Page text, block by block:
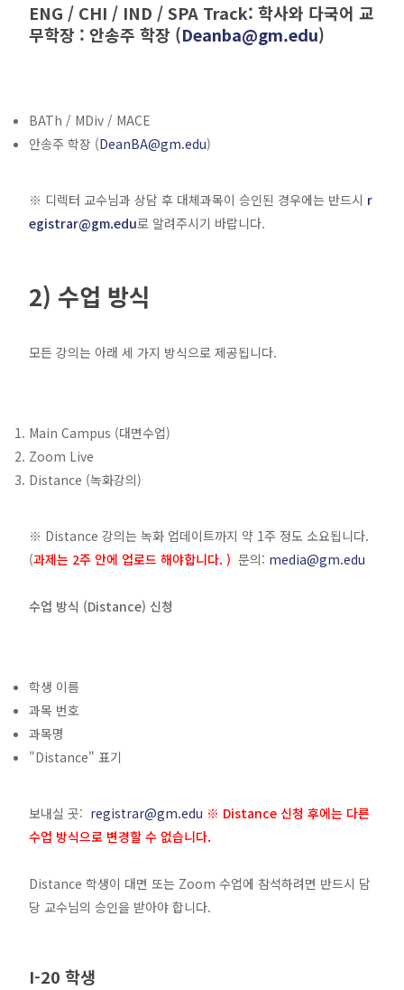
ENG / CHI / IND / SPA Track: 학사와 다국어 교
무학장 : 안송주 학장 (Deanba@gm.edu)
BATh / MDiv / MACE
안송주 학장 (DeanBA@gm.edu)
※ 디렉터 교수님과 상담 후 대체과목이 승인된 경우에는 반드시 r
egistrar@gm.edu로 알려주시기 바랍니다.
2) 수업 방식
모든 강의는 아래 세 가지 방식으로 제공됩니다.
Main Campus (대면수업)
Zoom Live
Distance (녹화강의)
※ Distance 강의는 녹화 업데이트까지 약 1주 정도 소요됩니다.
(과제는 2주 안에 업로드 해야합니다. ) 문의: media@gm.edu
수업 방식 (Distance) 신청
학생 이름
과목 번호
과목명
"Distance" 표기
보내실 곳: registrar@gm.edu ※ Distance 신청 후에는 다른
수업 방식으로 변경할 수 없습니다.
Distance 학생이 대면 또는 Zoom 수업에 참석하려면 반드시 담
당 교수님의 승인을 받아야 합니다.
I-20 학생